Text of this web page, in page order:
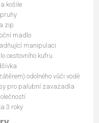
košile
zip
madlo
manipulaci
cestovního kufru
odolného vůči vodě
pro palubní zavazadla
3 roky